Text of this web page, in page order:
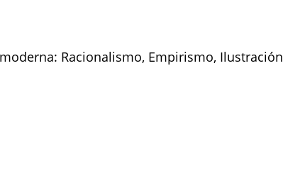
Racionalismo, Empirismo, Ilustración